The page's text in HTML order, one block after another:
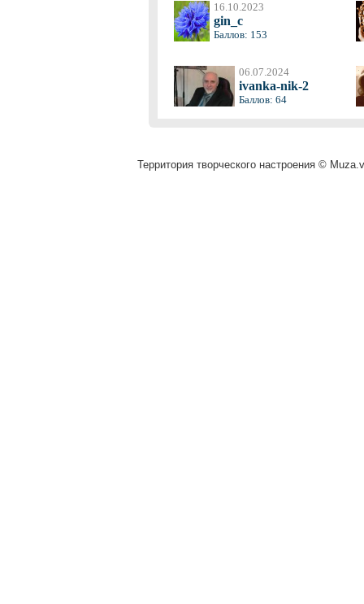
16.10.2023
gin_c
Баллов: 153
06.07.2024
ivanka-nik-2
Баллов: 64
Территория творческого настроения ©